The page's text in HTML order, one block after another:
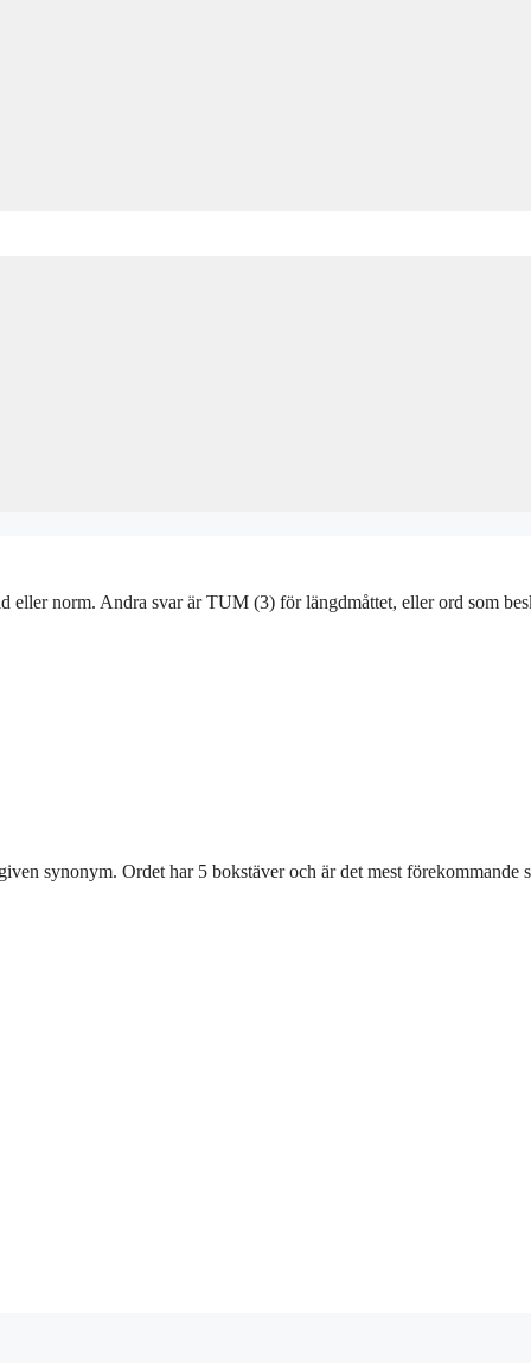
norm. Andra svar är TUM (3) för längdmåttet, eller ord som
synonym. Ordet har 5 bokstäver och är det mest förekommande